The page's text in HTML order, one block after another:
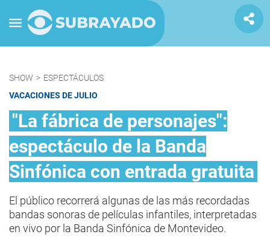
SHOW > ESPECTÁCULOS
VACACIONES DE JULIO
"La fábrica de personajes":
espectáculo de la Banda
Sinfónica con entrada gratuita
El público recorrerá algunas de las más recordadas
bandas sonoras de películas infantiles, interpretadas
en vivo por la Banda Sinfónica de Montevideo.